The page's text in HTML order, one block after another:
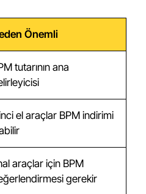
Önemli
tutarının ana
el araçlar BPM indirimi
araçlar için BPM
gerekir